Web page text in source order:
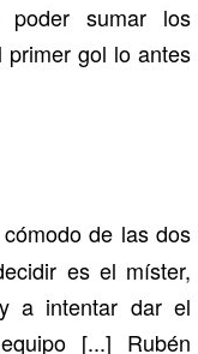
poder sumar los
gol lo antes
de las dos
es el míster,
a intentar dar el
[...] Rubén